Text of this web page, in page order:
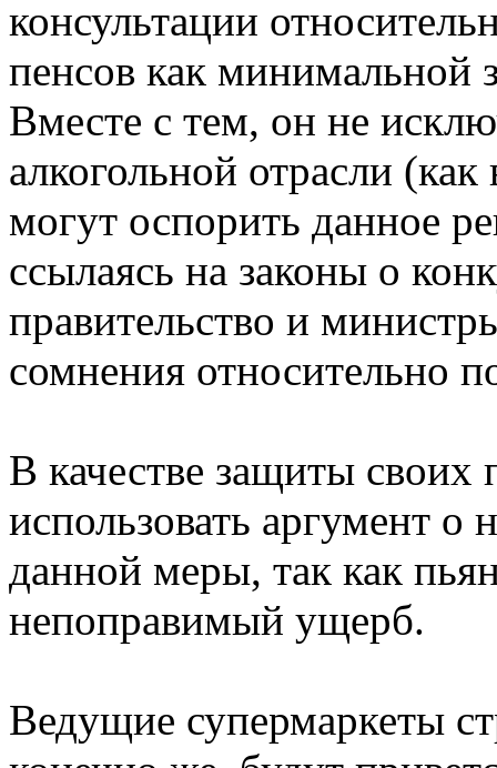
консультации
пенсов как минимальной
Вместе с тем, он не
алкогольной отрасли
могут оспорить данное
ссылаясь на законы о
правительство и
сомнения относительно
В качестве защиты своих
использовать аргумент о
данной меры, так как
непоправимый ущерб.
Ведущие супермаркеты